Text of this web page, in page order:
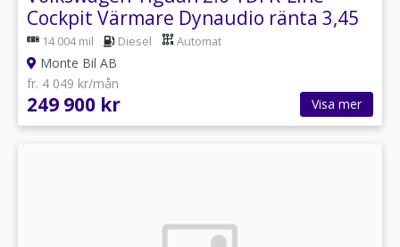
Cockpit Värmare Dynaudio ränta 3,45
% 14 004 mil Diesel Automat
Monte Bil AB
fr. 4 049 kr/mån
249 900 kr Visa mer